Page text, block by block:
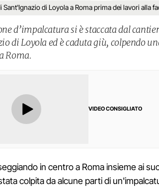
Sant'Ignazio di Loyola a Roma prima dei lavori alla
d’impalcatura si è staccata dal
di Loyola ed è caduta giù, colpendo
Roma.
VIDEO CONSIGLIATO
in centro a Roma insieme ai
colpita da alcune parti di